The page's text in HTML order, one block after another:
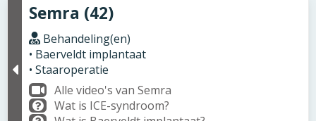
Semra (42)
Behandeling(en)
• Baerveldt implantaat
• Staaroperatie
Alle video's van Semra
Wat is ICE-syndroom?